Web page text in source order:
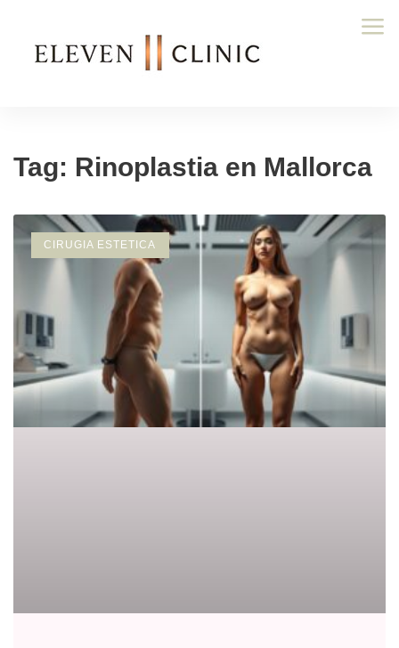
Tag: Rinoplastia en Mallorca
CIRUGIA ESTETICA